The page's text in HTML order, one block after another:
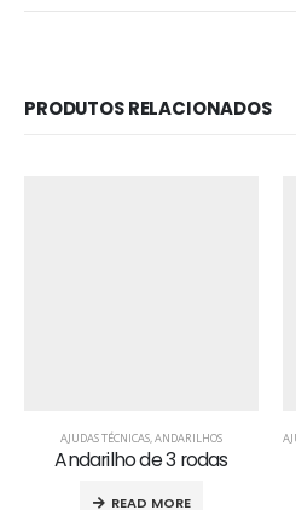
PRODUTOS RELACIONADOS
AJUDAS TÉCNICAS,ANDARILHOS
Andarilho de 3 rodas
READ MORE